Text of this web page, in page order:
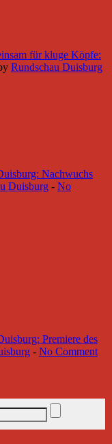
für kluge Köpfe:
Rundschau Duisburg
Nachwuchs
Duisburg - No
Premiere des
- No Comment